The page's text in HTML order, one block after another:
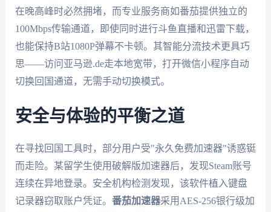
在晚高峰时必然拥堵，而专业服务商如番茄提供独立的
100Mbps传输通道，即使同时进行斗鱼直播和迅雷下载，
也能保持B站1080P弹幕不卡顿。其智能分流技术更具巧
思——访问亚马逊.de走本地宽带，打开微信小程序自动
切换回国通道，无需手动切换模式。
安全与体验的平衡之道
在寻找回国工具时，部分用户受"永久免费加速器"诱惑铤
而走险。某留学生使用破解版加速器后，发现Steam账号
连续在异地登录。安全机构检测发现，该软件植入键盘
记录器窃取账户凭证。 番茄加速器采用AES-256银行级加